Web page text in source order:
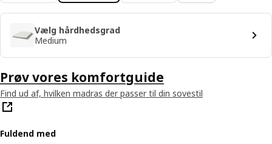
Vælg hårdhedsgrad
Medium
Prøv vores komfortguide
Find ud af, hvilken madras der passer til din sovestil
Fuldend med